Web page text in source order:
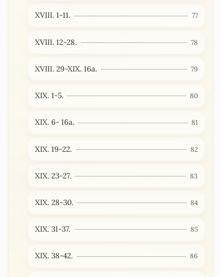
XVIII. 1-11. 77
XVIII. 12-28. 78
XVIII. 29-XIX. 16a. 79
XIX. 1-5. 80
XIX. 6- 16а. 81
XIX. 19-22. 82
XIX. 23-27. 83
XIX. 28-30. 84
XIX. 31-37. 85
XIX. 38-42. 86